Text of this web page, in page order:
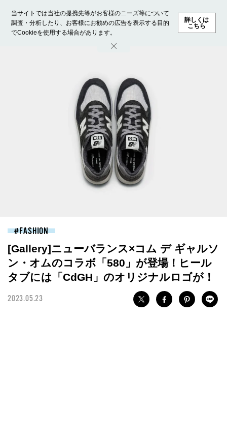
当サイトでは当社の提携先等がお客様のニーズ等について
調査・分析したり、お客様にお勧めの広告を表示する目的
でCookieを使用する場合があります。
詳しくは
こちら
ホーム モデル募集 ランキング ファッション ビューテ
FASHION
[Gallery]ニューバランス×コム デ ギャルソ
ン・オムのコラボ「580」が登場！ヒール
タブには「CdGH」のオリジナルロゴが！
2023.05.23